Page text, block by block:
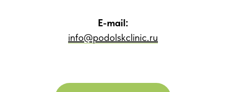
E-mail:
info@podolskclinic.ru